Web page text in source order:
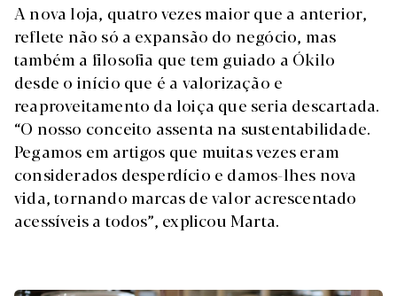
A nova loja, quatro vezes maior que a anterior,
reflete não só a expansão do negócio, mas
também a filosofia que tem guiado a Ókilo
desde o início que é a valorização e
reaproveitamento da loiça que seria descartada.
“O nosso conceito assenta na sustentabilidade.
Pegamos em artigos que muitas vezes eram
considerados desperdício e damos-lhes nova
vida, tornando marcas de valor acrescentado
acessíveis a todos”, explicou Marta.